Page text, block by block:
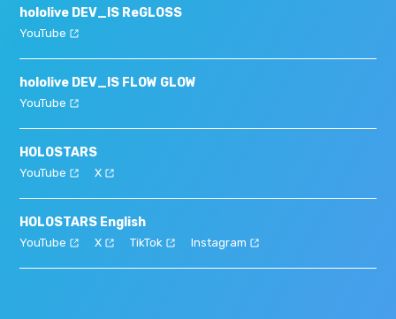
hololive DEV_IS ReGLOSS
YouTube
hololive DEV_IS FLOW GLOW
YouTube
HOLOSTARS
YouTube X
HOLOSTARS English
YouTube X TikTok Instagram